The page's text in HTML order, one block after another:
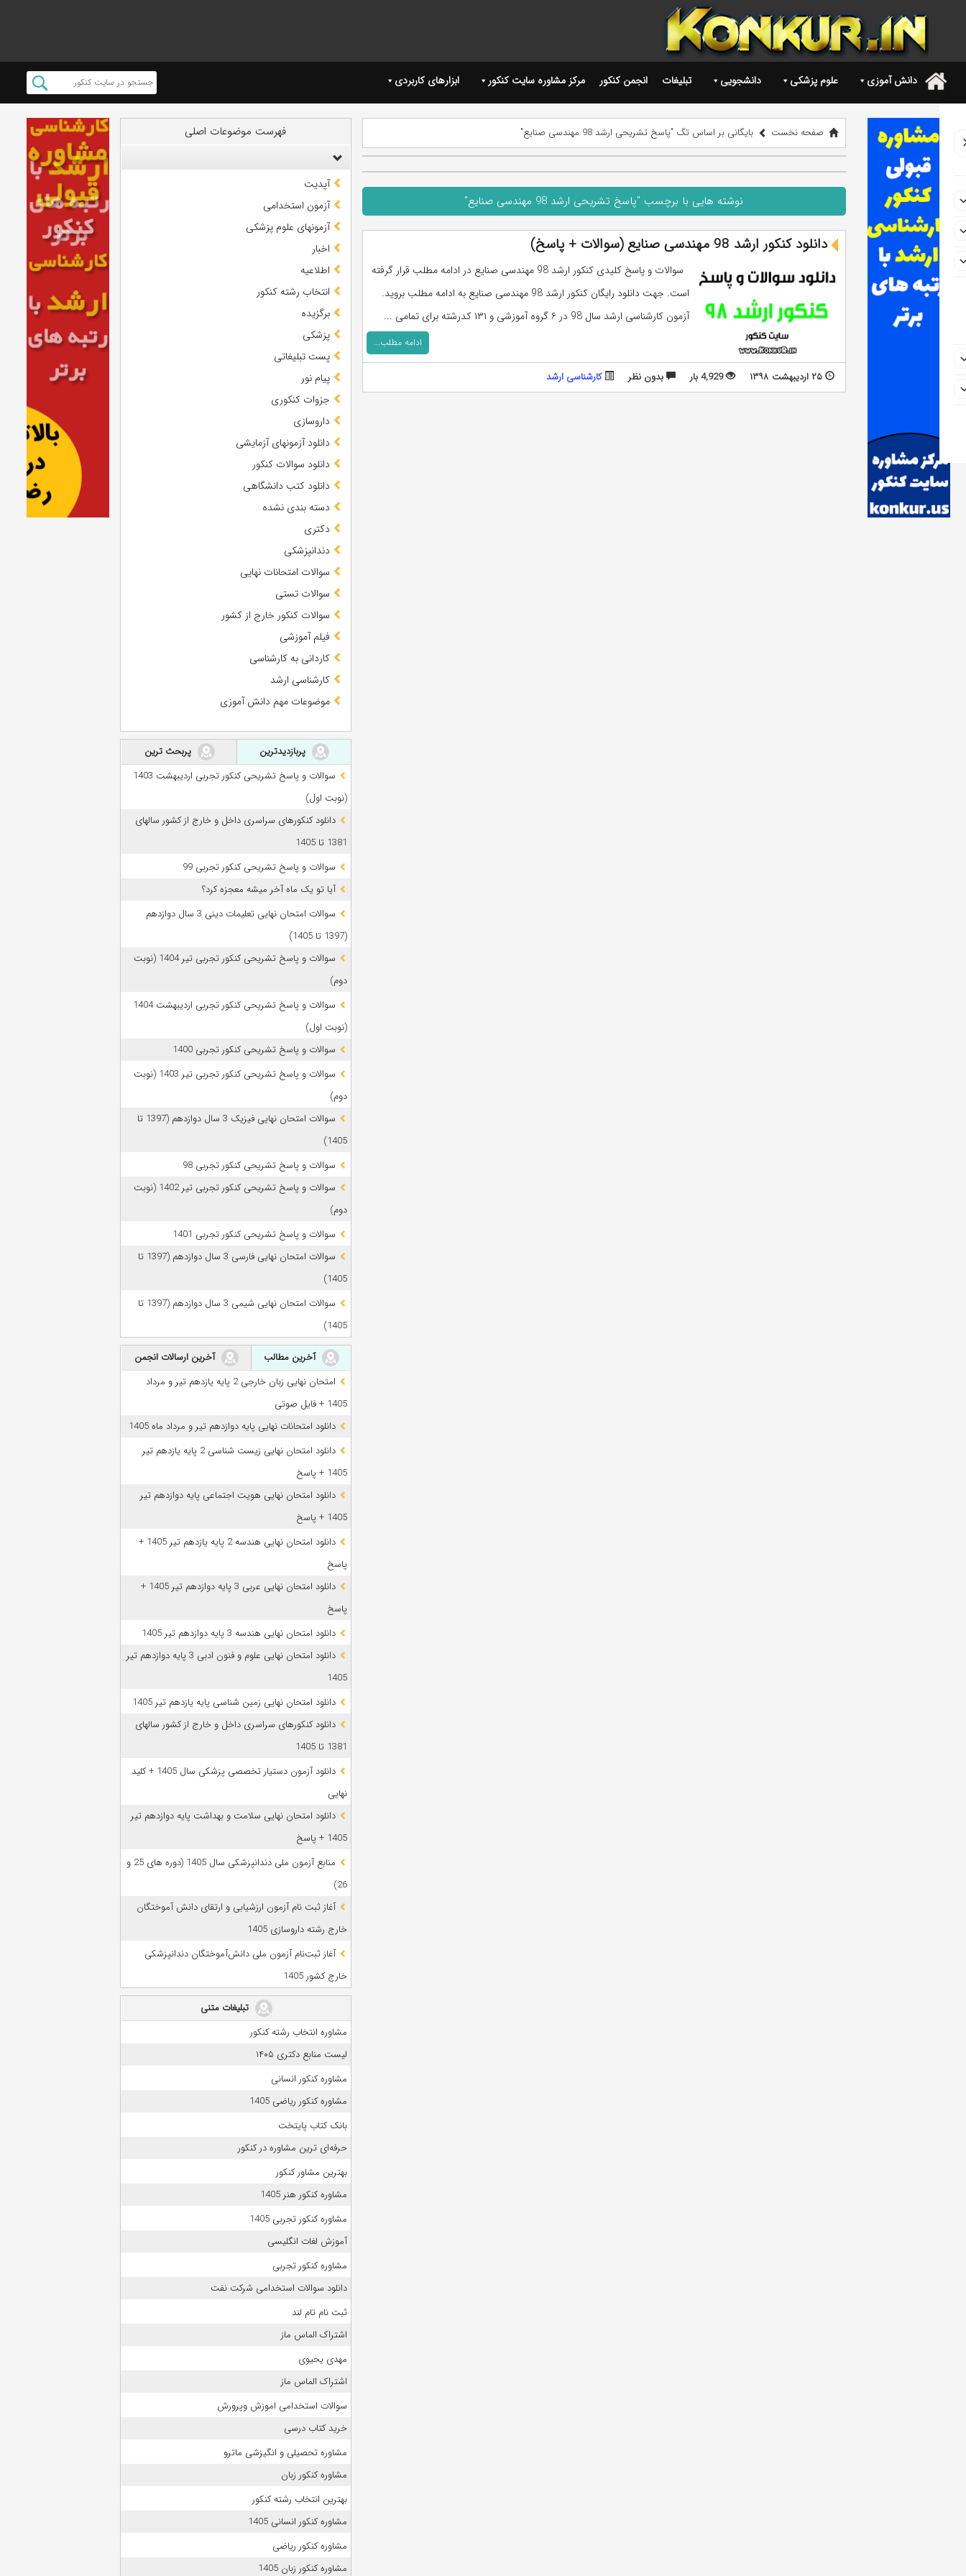
. دانش آموزی علوم پزشکی دانشجویی تبلیغات انجمن کنکور مرکز مشاوره سایت کنکور ابزارهای کاربردی
صفحه نخست بایگانی بر اساس تگ "پاسخ تشریحی ارشد 98 مهندسی صنایع"
نوشته هایی با برچسب "پاسخ تشریحی ارشد 98 مهندسی صنایع"
دانلود کنکور ارشد 98 مهندسی صنایع (سوالات + پاسخ)
سوالات و پاسخ کلیدی کنکور ارشد 98 مهندسی صنایع در ادامه مطلب قرار گرفته
است. جهت دانلود رایگان کنکور ارشد 98 مهندسی صنایع به ادامه مطلب بروید.
آزمون کارشناسی ارشد سال 98 در ۶ گروه آموزشی و ۱۳۱ کدرشته برای تمامی ...
ادامه مطلب...
۲۵ اردیبهشت ۱۳۹۸ 4,929 بار بدون نظر کارشناسی ارشد
فهرست موضوعات اصلی
آپدیت
آزمون استخدامی
آزمونهای علوم پزشکی
اخبار
اطلاعیه
انتخاب رشته کنکور
برگزیده
پزشکی
پست تبلیغاتی
پیام نور
جزوات کنکوری
داروسازی
دانلود آزمونهای آزمایشی
دانلود سوالات کنکور
دانلود کتب دانشگاهی
دسته بندی نشده
دکتری
دندانپزشکی
سوالات امتحانات نهایی
سوالات تستی
سوالات کنکور خارج از کشور
فیلم آموزشی
کاردانی به کارشناسی
کارشناسی ارشد
موضوعات مهم دانش آموزی
پربازدیدترین
پربحث ترین
سوالات و پاسخ تشریحی کنکور تجربی اردیبهشت 1403
(نوبت اول)
دانلود کنکورهای سراسری داخل و خارج از کشور سالهای
1381 تا 1405
سوالات و پاسخ تشریحی کنکور تجربی 99
آیا تو یک ماه آخر میشه معجزه کرد؟
سوالات امتحان نهایی تعلیمات دینی 3 سال دوازدهم
(1397 تا 1405)
سوالات و پاسخ تشریحی کنکور تجربی تیر 1404 (نوبت
دوم)
سوالات و پاسخ تشریحی کنکور تجربی اردیبهشت 1404
(نوبت اول)
سوالات و پاسخ تشریحی کنکور تجربی 1400
سوالات و پاسخ تشریحی کنکور تجربی تیر 1403 (نوبت
دوم)
سوالات امتحان نهایی فیزیک 3 سال دوازدهم (1397 تا
1405)
سوالات و پاسخ تشریحی کنکور تجربی 98
سوالات و پاسخ تشریحی کنکور تجربی تیر 1402 (نوبت
دوم)
سوالات و پاسخ تشریحی کنکور تجربی 1401
سوالات امتحان نهایی فارسی 3 سال دوازدهم (1397 تا
1405)
سوالات امتحان نهایی شیمی 3 سال دوازدهم (1397 تا
1405)
آخرین مطالب
آخرین ارسالات انجمن
امتحان نهایی زبان خارجی 2 پایه یازدهم تیر و مرداد
1405 + فایل صوتی
دانلود امتحانات نهایی پایه دوازدهم تیر و مرداد ماه 1405
دانلود امتحان نهایی زیست شناسی 2 پایه یازدهم تیر
1405 + پاسخ
دانلود امتحان نهایی هویت اجتماعی پایه دوازدهم تیر
1405 + پاسخ
دانلود امتحان نهایی هندسه 2 پایه یازدهم تیر 1405 +
پاسخ
دانلود امتحان نهایی عربی 3 پایه دوازدهم تیر 1405 +
پاسخ
دانلود امتحان نهایی هندسه 3 پایه دوازدهم تیر 1405
دانلود امتحان نهایی علوم و فنون ادبی 3 پایه دوازدهم تیر
1405
دانلود امتحان نهایی زمین شناسی پایه یازدهم تیر 1405
دانلود کنکورهای سراسری داخل و خارج از کشور سالهای
1381 تا 1405
دانلود آزمون دستیار تخصصی پزشکی سال 1405 + کلید
نهایی
دانلود امتحان نهایی سلامت و بهداشت پایه دوازدهم تیر
1405 + پاسخ
ﻣﻨﺎﺑﻊ آزﻣﻮن ﻣﻠﯽ دندانپزشکی سال 1405 (دوره های 25 و
26)
آغاز ثبت نام آزمون‌ ارزشیابی و ارتقای دانش آموختگان
خارج رشته داروسازی 1405
آغاز ثبت‌نام آزمون ملی دانش‌آموختگان دندانپزشکی
خارج کشور 1405
تبلیغات متنی
مشاوره انتخاب رشته کنکور
لیست منابع دکتری ۱۴۰۵
مشاوره کنکور انسانی
مشاوره کنکور ریاضی 1405
بانک کتاب پایتخت
حرفه‌ای ترین مشاوره در کنکور
بهترین مشاور کنکور
مشاوره کنکور هنر 1405
مشاوره کنکور تجربی 1405
آموزش لغات انگلیسی
مشاوره کنکور تجربی
دانلود سوالات استخدامی شرکت نفت
ثبت نام تام لند
اشتراک الماس ماز
مهدی یحیوی
اشتراک الماس ماز
سوالات استخدامی اموزش وپرورش
خرید کتاب درسی
مشاوره تحصیلی و انگیزشی ماترو
مشاوره کنکور زبان
بهترین انتخاب رشته کنکور
مشاوره کنکور انسانی 1405
مشاوره کنکور ریاضی
مشاوره کنکور زبان 1405